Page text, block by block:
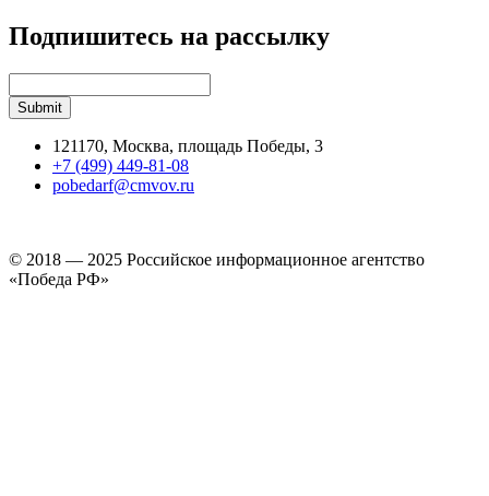
Подпишитесь на рассылку
121170, Москва, площадь Победы, 3
+7 (499) 449-81-08
pobedarf@cmvov.ru
© 2018 — 2025 Российское информационное агентство
«Победа РФ»